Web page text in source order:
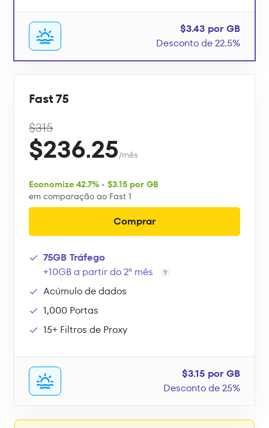
$3.43 por GB
Desconto de 22.5%
Fast 75
$315
$236.25/mês
Economize 42.7% • $3.15 por GB
em comparação ao Fast 1
Comprar
75GB Tráfego
+10GB a partir do 2º mês
Acúmulo de dados
1,000 Portas
15+ Filtros de Proxy
$3.15 por GB
Desconto de 25%